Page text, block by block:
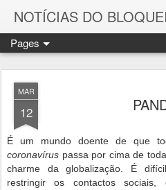
NOTÍCIAS DO
Pages
MAR
12
É um mundo doente de que
coronavírus passa por cima de
charme da globalização. É
restringir os contactos sociais,